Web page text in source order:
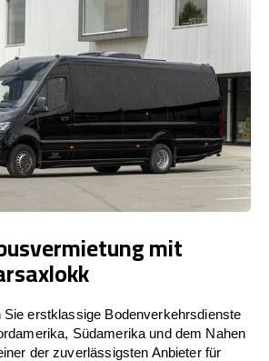
mit
erstklassige Bodenverkehrsdienste
Südamerika und dem Nahen
der zuverlässigsten Anbieter für